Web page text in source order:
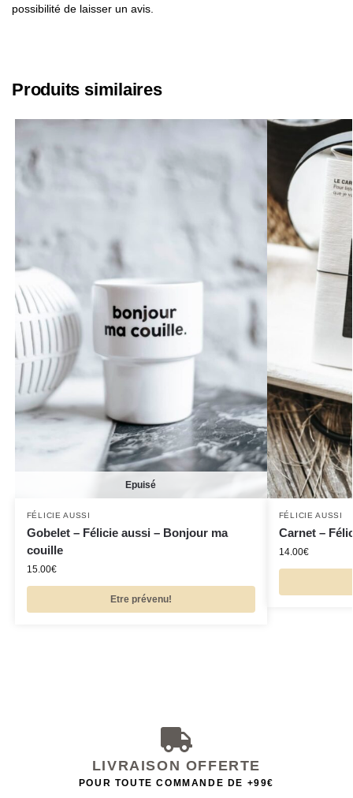
possibilité de laisser un avis.
Produits similaires
Epuisé
FÉLICIE AUSSI
Gobelet – Félicie aussi – Bonjour ma
couille
15.00€
Etre prévenu!
FÉLICIE AUSSI
Carnet –
14.00€
LIVRAISON OFFERTE
POUR TOUTE COMMANDE DE +99€